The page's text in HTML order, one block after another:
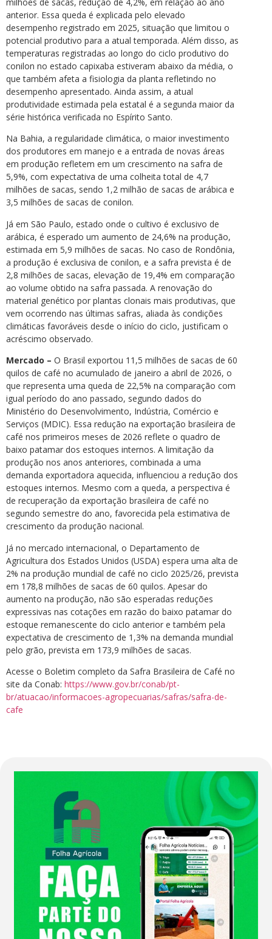
anterior. Essa queda é explicada pelo elevado
desempenho registrado em 2025, situação que limitou o
potencial produtivo para a atual temporada. Além disso, as
temperaturas registradas ao longo do ciclo produtivo do
conilon no estado capixaba estiveram abaixo da média, o
que também afeta a fisiologia da planta refletindo no
desempenho apresentado. Ainda assim, a atual
produtividade estimada pela estatal é a segunda maior da
série histórica verificada no Espírito Santo.
Na Bahia, a regularidade climática, o maior investimento
dos produtores em manejo e a entrada de novas áreas
em produção refletem em um crescimento na safra de
5,9%, com expectativa de uma colheita total de 4,7
milhões de sacas, sendo 1,2 milhão de sacas de arábica e
3,5 milhões de sacas de conilon.
Já em São Paulo, estado onde o cultivo é exclusivo de
arábica, é esperado um aumento de 24,6% na produção,
estimada em 5,9 milhões de sacas. No caso de Rondônia,
a produção é exclusiva de conilon, e a safra prevista é de
2,8 milhões de sacas, elevação de 19,4% em comparação
ao volume obtido na safra passada. A renovação do
material genético por plantas clonais mais produtivas, que
vem ocorrendo nas últimas safras, aliada às condições
climáticas favoráveis desde o início do ciclo, justificam o
acréscimo observado.
Mercado – O Brasil exportou 11,5 milhões de sacas de 60
quilos de café no acumulado de janeiro a abril de 2026, o
que representa uma queda de 22,5% na comparação com
igual período do ano passado, segundo dados do
Ministério do Desenvolvimento, Indústria, Comércio e
Serviços (MDIC). Essa redução na exportação brasileira de
café nos primeiros meses de 2026 reflete o quadro de
baixo patamar dos estoques internos. A limitação da
produção nos anos anteriores, combinada a uma
demanda exportadora aquecida, influenciou a redução dos
estoques internos. Mesmo com a queda, a perspectiva é
de recuperação da exportação brasileira de café no
segundo semestre do ano, favorecida pela estimativa de
crescimento da produção nacional.
Já no mercado internacional, o Departamento de
Agricultura dos Estados Unidos (USDA) espera uma alta de
2% na produção mundial de café no ciclo 2025/26, prevista
em 178,8 milhões de sacas de 60 quilos. Apesar do
aumento na produção, não são esperadas reduções
expressivas nas cotações em razão do baixo patamar do
estoque remanescente do ciclo anterior e também pela
expectativa de crescimento de 1,3% na demanda mundial
pelo grão, prevista em 173,9 milhões de sacas.
Acesse o Boletim completo da Safra Brasileira de Café no
site da Conab: https://www.gov.br/conab/pt-
br/atuacao/informacoes-agropecuarias/safras/safra-de-
cafe